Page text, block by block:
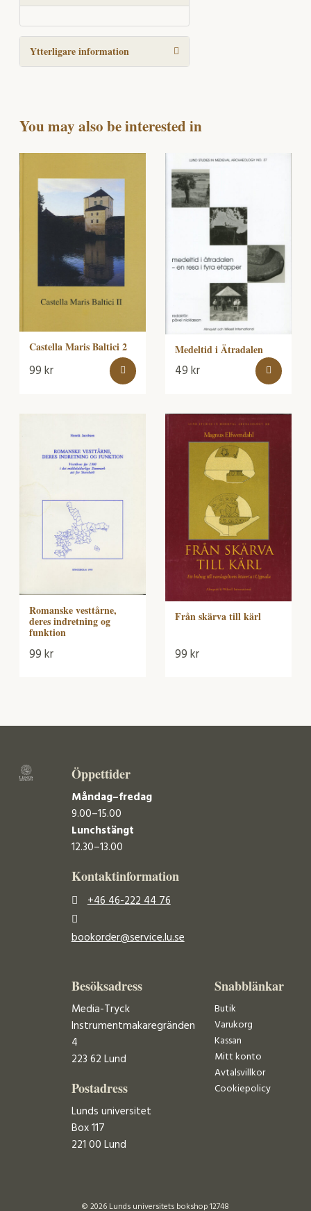
Ytterligare information
You may also be interested in
Castella Maris Baltici 2
99kr
Medeltid i Ätradalen
49kr
Romanske vesttårne,
deres indretning og
funktion
99kr
Från skärva till kärl
99kr
Öppettider
Måndag–fredag
9.00–15.00
Lunchstängt
12.30–13.00
Kontaktinformation
+46 46-222 44 76
bookorder@service.lu.se
Besöksadress
Media-Tryck
Instrumentmakaregränden
4
223 62 Lund
Postadress
Lunds universitet
Box 117
221 00 Lund
Snabblänkar
Butik
Varukorg
Kassan
Mitt konto
Avtalsvillkor
Cookiepolicy
© 2026 Lunds universitets bokshop 12748